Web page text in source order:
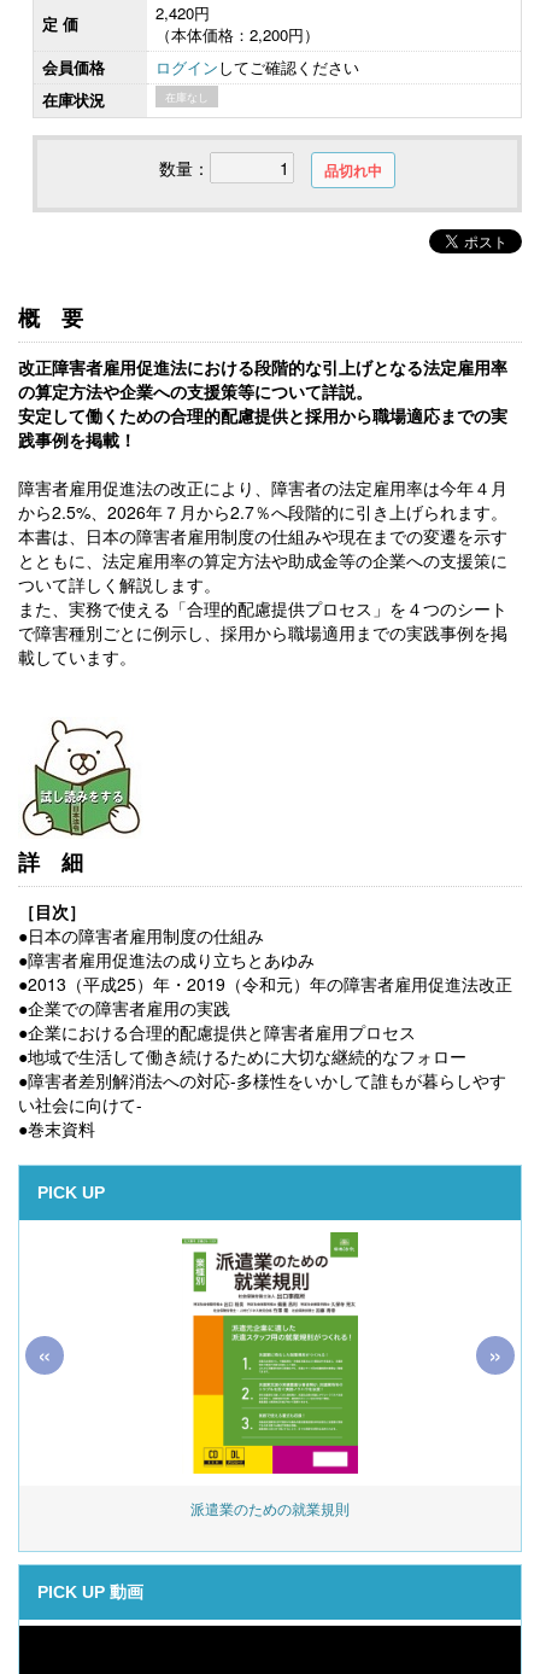
定 価
2,420円
（本体価格：2,200円）
会員価格
ログインしてご確認ください
在庫状況
在庫なし
数量： 品切れ中
概要
改正障害者雇用促進法における段階的な引上げとなる法定雇用率
の算定方法や企業への支援策等について詳説。
安定して働くための合理的配慮提供と採用から職場適応までの実
践事例を掲載！
障害者雇用促進法の改正により、障害者の法定雇用率は今年４月
から2.5%、2026年７月から2.7％へ段階的に引き上げられます。
本書は、日本の障害者雇用制度の仕組みや現在までの変遷を示す
とともに、法定雇用率の算定方法や助成金等の企業への支援策に
ついて詳しく解説します。
また、実務で使える「合理的配慮提供プロセス」を４つのシート
で障害種別ごとに例示し、採用から職場適用までの実践事例を掲
載しています。
詳細
［目次］
●日本の障害者雇用制度の仕組み
●障害者雇用促進法の成り立ちとあゆみ
●2013（平成25）年・2019（令和元）年の障害者雇用促進法改正
●企業での障害者雇用の実践
●企業における合理的配慮提供と障害者雇用プロセス
●地域で生活して働き続けるために大切な継続的なフォロー
●障害者差別解消法への対応-多様性をいかして誰もが暮らしやす
い社会に向けて-
●巻末資料
PICK UP
派遣業のための就業規則
« »
PICK UP 動画